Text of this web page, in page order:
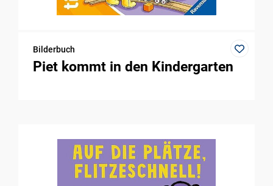
Bilderbuch
Piet kommt in den Kindergarten